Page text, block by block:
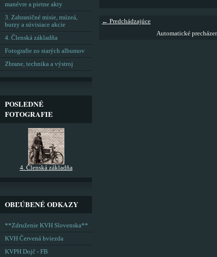
← Predchádzajúce
Automatické
manévre a pietne akty
3. Zahraničné misie, múzeá,
burzy a súvisiace akcie
4. Členská základňa
Fotografie zo starých albumov
Zbrane, technika a výstroj
POSLEDNÉ
FOTOGRAFIE
4. Členská základňa
OBĽÚBENÉ ODKAZY
**Združenie KVH Slovenska**
KVH Červená hviezda
KVPH Dojč - FB